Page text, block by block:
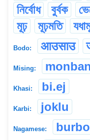
নিৰ্বোধ
বুৰ্বক
মূঢ়
মূঢ়মতি
Bodo: आउसाउ
Mising:
Khasi: bi.ej
Karbi: joklu
Nagamese: